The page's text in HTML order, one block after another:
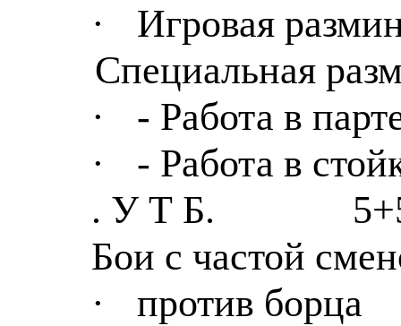
·
Игровая
Специальная
·
- Работа в
·
- Работа в
. У Т Б.
Бои с частой
·
против борца